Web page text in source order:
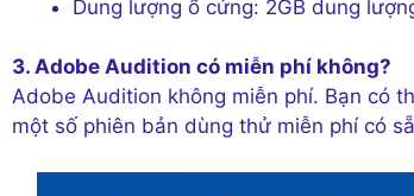
Dung lượng ổ cứng: 2GB dung
3. Adobe Audition có miễn phí không?
Adobe Audition không miễn phí. Bạn có
một số phiên bản dùng thử miễn phí có